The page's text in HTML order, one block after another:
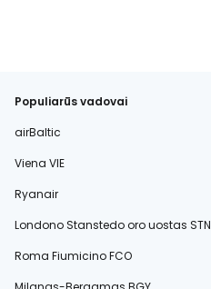
Populiarūs vadovai
airBaltic
Viena VIE
Ryanair
Londono Stanstedo oro uostas STN
Roma Fiumicino FCO